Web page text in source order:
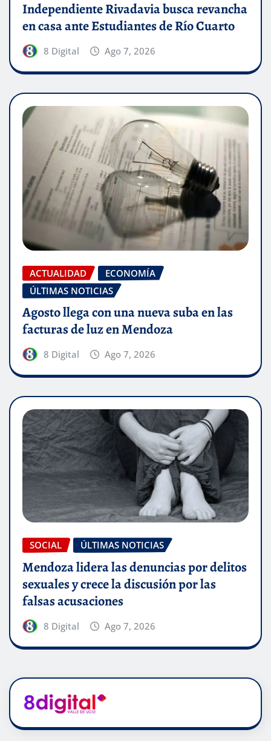
Independiente Rivadavia busca revancha
en casa ante Estudiantes de Río Cuarto
8 Digital Ago 7, 2026
ACTUALIDAD
ECONOMÍA
ÚLTIMAS NOTICIAS
Agosto llega con una nueva suba en las
facturas de luz en Mendoza
8 Digital Ago 7, 2026
SOCIAL ÚLTIMAS NOTICIAS
Mendoza lidera las denuncias por delitos
sexuales y crece la discusión por las
falsas acusaciones
8 Digital Ago 7, 2026